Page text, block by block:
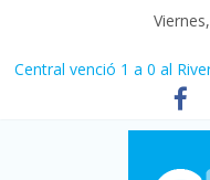
Central venció 1 a 0 al
La morosidad alcanzó su
afecta a 400 mil deudores
Desde que asumió Milei
denuncia crisis como en